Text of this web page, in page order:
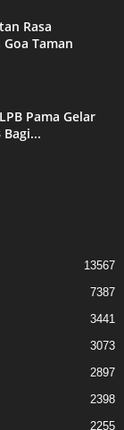
Rasa
Taman
Pama Gelar
Bagi...
13567
7387
3441
3073
2897
2398
2255